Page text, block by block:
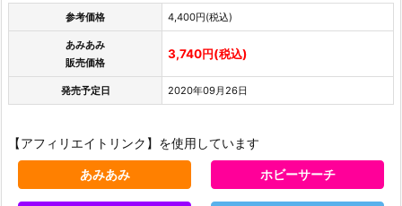
参考価格 4,400円(税込)
あみあみ
販売価格
3,740円(税込)
発売予定日 2020年09月26日
【アフィリエイトリンク】を使用しています
あみあみ ホビーサーチ